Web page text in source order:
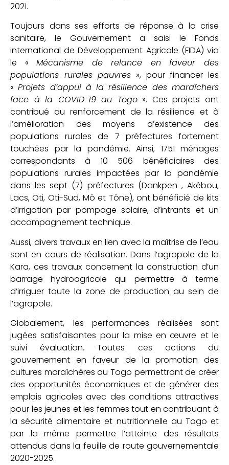
2021.
Toujours dans ses efforts de réponse à la crise
sanitaire, le Gouvernement a saisi le Fonds
international de Développement Agricole (FIDA) via
le «Mécanisme de relance en faveur des
populations rurales pauvres », pour financer les
«Projets d’appui à la résilience des maraîchers
face à la COVID-19 au Togo». Ces projets ont
contribué au renforcement de la résilience et à
l’amélioration des moyens d’existence des
populations rurales de 7 préfectures fortement
touchées par la pandémie. Ainsi, 1751 ménages
correspondants à 10 506 bénéficiaires des
populations rurales impactées par la pandémie
dans les sept (7) préfectures (Dankpen , Akébou,
Lacs, Oti, Oti-Sud, Mô et Tône), ont bénéficié de kits
d’irrigation par pompage solaire, d’intrants et un
accompagnement technique.
Aussi, divers travaux en lien avec la maîtrise de l’eau
sont en cours de réalisation. Dans l’agropole de la
Kara, ces travaux concernent la construction d’un
barrage hydroagricole qui permettre à terme
d’irriguer toute la zone de production au sein de
l’agropole.
Globalement, les performances réalisées sont
jugées satisfaisantes pour la mise en œuvre et le
suivi évaluation. Toutes ces actions du
gouvernement en faveur de la promotion des
cultures maraîchères au Togo permettront de créer
des opportunités économiques et de générer des
emplois agricoles avec des conditions attractives
pour les jeunes et les femmes tout en contribuant à
la sécurité alimentaire et nutritionnelle au Togo et
par la même permettre l’atteinte des résultats
attendus dans la feuille de route gouvernementale
2020-2025.